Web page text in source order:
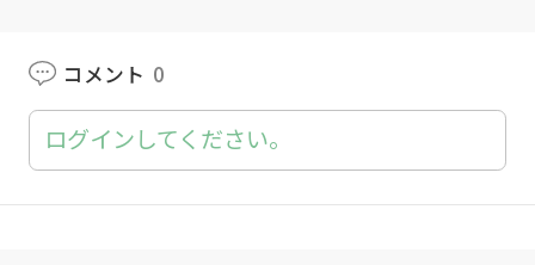
コメント 0
ログインしてください。